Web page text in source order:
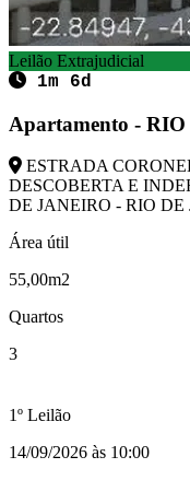
Leilão Extrajudicial
1m 6d
Apartamento -
ESTRADA
DESCOBERTA E
DE JANEIRO - RIO DE
Área útil
55,00m2
Quartos
3
1º Leilão
14/09/2026 às 10:00